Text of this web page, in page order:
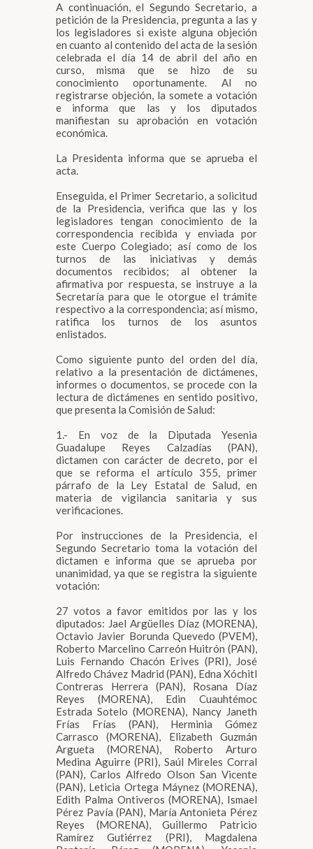
A continuación, el Segundo Secretario, a
petición de la Presidencia, pregunta a las y
los legisladores si existe alguna objeción
en cuanto al contenido del acta de la sesión
celebrada el día 14 de abril del año en
curso, misma que se hizo de su
conocimiento oportunamente. Al no
registrarse objeción, la somete a votación
e informa que las y los diputados
manifiestan su aprobación en votación
económica.
La Presidenta informa que se aprueba el
acta.
Enseguida, el Primer Secretario, a solicitud
de la Presidencia, verifica que las y los
legisladores tengan conocimiento de la
correspondencia recibida y enviada por
este Cuerpo Colegiado; así como de los
turnos de las iniciativas y demás
documentos recibidos; al obtener la
afirmativa por respuesta, se instruye a la
Secretaría para que le otorgue el trámite
respectivo a la correspondencia; así mismo,
ratifica los turnos de los asuntos
enlistados.
Como siguiente punto del orden del día,
relativo a la presentación de dictámenes,
informes o documentos, se procede con la
lectura de dictámenes en sentido positivo,
que presenta la Comisión de Salud:
1.- En voz de la Diputada Yesenia
Guadalupe Reyes Calzadías (PAN),
dictamen con carácter de decreto, por el
que se reforma el artículo 355, primer
párrafo de la Ley Estatal de Salud, en
materia de vigilancia sanitaria y sus
verificaciones.
Por instrucciones de la Presidencia, el
Segundo Secretario toma la votación del
dictamen e informa que se aprueba por
unanimidad, ya que se registra la siguiente
votación:
27 votos a favor emitidos por las y los
diputados: Jael Argüelles Díaz (MORENA),
Octavio Javier Borunda Quevedo (PVEM),
Roberto Marcelino Carreón Huitrón (PAN),
Luis Fernando Chacón Erives (PRI), José
Alfredo Chávez Madrid (PAN), Edna Xóchitl
Contreras Herrera (PAN), Rosana Díaz
Reyes (MORENA), Edin Cuauhtémoc
Estrada Sotelo (MORENA), Nancy Janeth
Frías Frías (PAN), Herminia Gómez
Carrasco (MORENA), Elizabeth Guzmán
Argueta (MORENA), Roberto Arturo
Medina Aguirre (PRI), Saúl Mireles Corral
(PAN), Carlos Alfredo Olson San Vicente
(PAN), Leticia Ortega Máynez (MORENA),
Edith Palma Ontiveros (MORENA), Ismael
Pérez Pavía (PAN), María Antonieta Pérez
Reyes (MORENA), Guillermo Patricio
Ramírez Gutiérrez (PRI), Magdalena